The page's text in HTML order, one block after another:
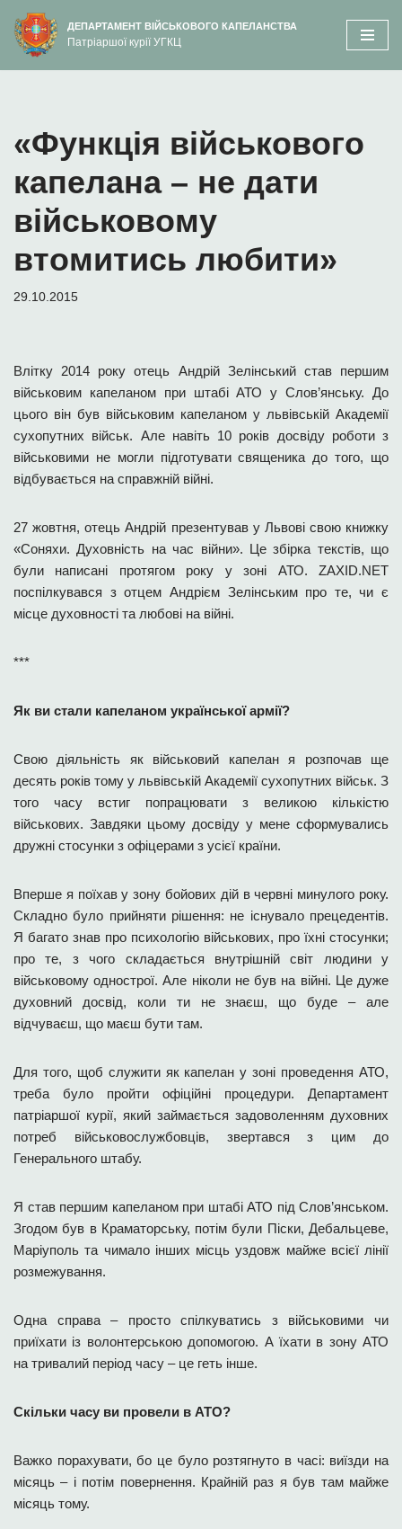
вмісту
Перейти
до
ДЕПАРТАМЕНТ ВІЙСЬКОВОГО КАПЕЛАНСТВА
Патріаршої курії УГКЦ
«Функція військового
капелана – не дати
військовому
втомитись любити»
29.10.2015
Влітку 2014 року отець Андрій Зелінський став першим
військовим капеланом при штабі АТО у Слов’янську. До
цього він був військовим капеланом у львівській Академії
сухопутних військ. Але навіть 10 років досвіду роботи з
військовими не могли підготувати священика до того, що
відбувається на справжній війні.
27 жовтня, отець Андрій презентував у Львові свою книжку
«Соняхи. Духовність на час війни». Це збірка текстів, що
були написані протягом року у зоні АТО. ZAXID.NET
поспілкувався з отцем Андрієм Зелінським про те, чи є
місце духовності та любові на війні.
***
Як ви стали капеланом української армії?
Свою діяльність як військовий капелан я розпочав ще
десять років тому у львівській Академії сухопутних військ. З
того часу встиг попрацювати з великою кількістю
військових. Завдяки цьому досвіду у мене сформувались
дружні стосунки з офіцерами з усієї країни.
Вперше я поїхав у зону бойових дій в червні минулого року.
Складно було прийняти рішення: не існувало прецедентів.
Я багато знав про психологію військових, про їхні стосунки;
про те, з чого складається внутрішній світ людини у
військовому однострої. Але ніколи не був на війні. Це дуже
духовний досвід, коли ти не знаєш, що буде – але
відчуваєш, що маєш бути там.
Для того, щоб служити як капелан у зоні проведення АТО,
треба було пройти офіційні процедури. Департамент
патріаршої курії, який займається задоволенням духовних
потреб військовослужбовців, звертався з цим до
Генерального штабу.
Я став першим капеланом при штабі АТО під Слов’янськом.
Згодом був в Краматорську, потім були Піски, Дебальцеве,
Маріуполь та чимало інших місць уздовж майже всієї лінії
розмежування.
Одна справа – просто спілкуватись з військовими чи
приїхати із волонтерською допомогою. А їхати в зону АТО
на тривалий період часу – це геть інше.
Скільки часу ви провели в АТО?
Важко порахувати, бо це було розтягнуто в часі: виїзди на
місяць – і потім повернення. Крайній раз я був там майже
місяць тому.